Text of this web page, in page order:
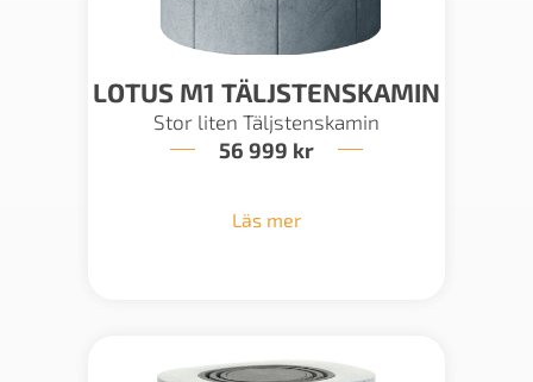
LOTUS M1 TÄLJSTENSKAMIN
Stor liten Täljstenskamin
56 999 kr
Läs mer